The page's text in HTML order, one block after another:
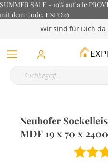
SUMMER SALE - 10% auf alle
mit dem Code: EXPD26
Wir sind für Dich da
Neuhofer
MDF 19 x 70 x